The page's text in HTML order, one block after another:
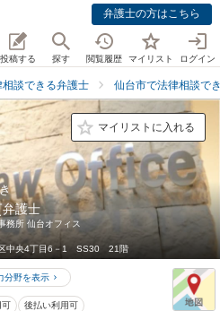
弁護士の方はこちら
投稿する 探す 閲覧履歴 マイリスト ログイン
談できる弁護士 仙台市で法律相談で
マイリストに入れる
弁護士
務所 仙台オフィス
中央4丁目6－1 SS30 21階
分野を表示
可 後払い利用可